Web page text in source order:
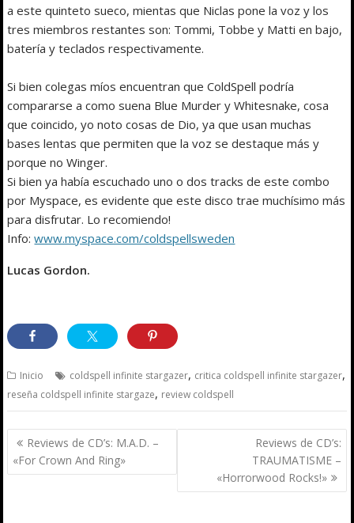
a este quinteto sueco, mientas que Niclas pone la voz y los
tres miembros restantes son: Tommi, Tobbe y Matti en bajo,
batería y teclados respectivamente.
Si bien colegas míos encuentran que ColdSpell podría
compararse a como suena Blue Murder y Whitesnake, cosa
que coincido, yo noto cosas de Dio, ya que usan muchas
bases lentas que permiten que la voz se destaque más y
porque no Winger.
Si bien ya había escuchado uno o dos tracks de este combo
por Myspace, es evidente que este disco trae muchísimo más
para disfrutar. Lo recomiendo!
Info:www.myspace.com/coldspellsweden
Lucas Gordon.
Inicio coldspell infinite stargazer, critica coldspell infinite stargazer,
reseña coldspell infinite stargaze, review coldspell
Navegación
de
entradas
Reviews de CD’s: M.A.D. –
«For Crown And Ring»
Reviews de CD’s:
TRAUMATISME –
«Horrorwood Rocks!»